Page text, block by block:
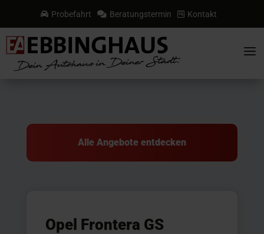
 Probefahrt  Beratungstermin  Kontakt
a
Alle Angebote entdecken
Opel Frontera GS